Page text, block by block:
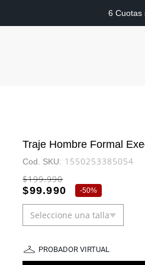
6 Cuotas
Traje Hombre Formal
: 1550253385054
$199.990
$99.990 -50%
Seleccione una talla
PROBADOR VIRTUAL